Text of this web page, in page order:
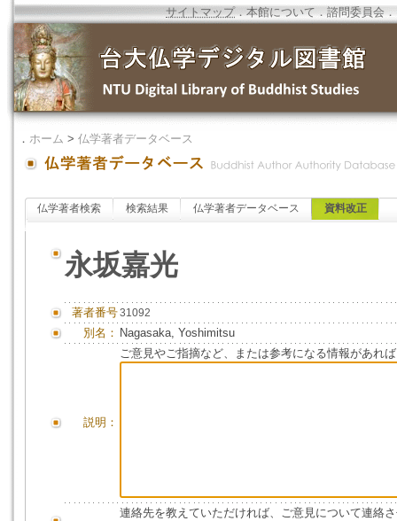
サイトマップ．本館について ．諮問委員会 ．
． ホーム > 仏学著者データベース
仏学著者検索 検索結果 仏学著者データベース 資料改正
永坂嘉光
著者番号31092
別名： Nagasaka, Yoshimitsu
説明：
ご意見やご指摘など、または参考になる情報があれ
連絡先を教えていただければ、ご意見について連絡